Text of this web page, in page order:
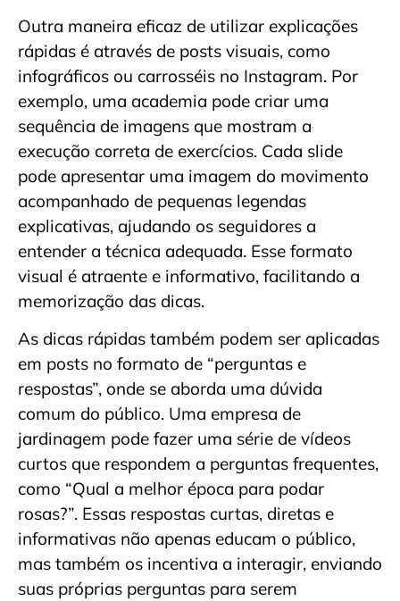
Outra maneira eficaz de utilizar explicações
rápidas é através de posts visuais, como
infográficos ou carrosséis no Instagram. Por
exemplo, uma academia pode criar uma
sequência de imagens que mostram a
execução correta de exercícios. Cada slide
pode apresentar uma imagem do movimento
acompanhado de pequenas legendas
explicativas, ajudando os seguidores a
entender a técnica adequada. Esse formato
visual é atraente e informativo, facilitando a
memorização das dicas.
As dicas rápidas também podem ser aplicadas
em posts no formato de “perguntas e
respostas”, onde se aborda uma dúvida
comum do público. Uma empresa de
jardinagem pode fazer uma série de vídeos
curtos que respondem a perguntas frequentes,
como “Qual a melhor época para podar
rosas?”. Essas respostas curtas, diretas e
informativas não apenas educam o público,
mas também os incentiva a interagir, enviando
suas próprias perguntas para serem